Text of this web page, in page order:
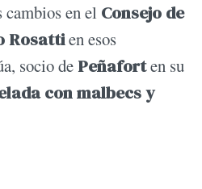
cambios en el Consejo de
Rosattien esos
socio de Peñaforten su
con malbecs y